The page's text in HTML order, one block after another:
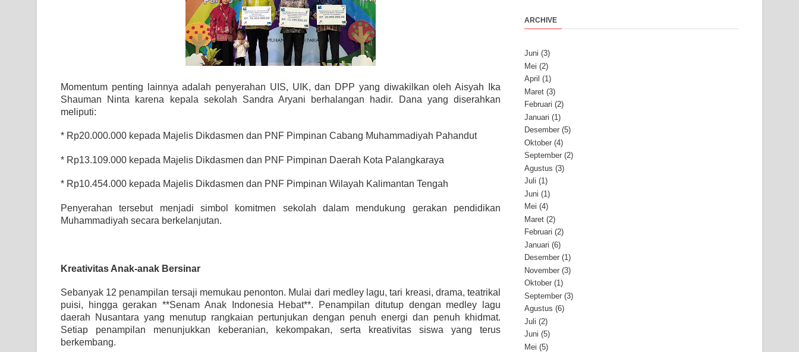
Momentum penting lainnya adalah penyerahan UIS, UIK, dan DPP yang diwakilkan oleh Aisyah Ika
Shauman Ninta karena kepala sekolah Sandra Aryani berhalangan hadir. Dana yang diserahkan
meliputi:
* Rp20.000.000 kepada Majelis Dikdasmen dan PNF Pimpinan Cabang Muhammadiyah Pahandut
* Rp13.109.000 kepada Majelis Dikdasmen dan PNF Pimpinan Daerah Kota Palangkaraya
* Rp10.454.000 kepada Majelis Dikdasmen dan PNF Pimpinan Wilayah Kalimantan Tengah
Penyerahan tersebut menjadi simbol komitmen sekolah dalam mendukung gerakan pendidikan
Muhammadiyah secara berkelanjutan.
Kreativitas Anak-anak Bersinar
Sebanyak 12 penampilan tersaji memukau penonton. Mulai dari medley lagu, tari kreasi, drama, teatrikal
puisi, hingga gerakan **Senam Anak Indonesia Hebat**. Penampilan ditutup dengan medley lagu
daerah Nusantara yang menutup rangkaian pertunjukan dengan penuh energi dan penuh khidmat.
Setiap penampilan menunjukkan keberanian, kekompakan, serta kreativitas siswa yang terus
berkembang.
ARCHIVE
Juni (3)
Mei (2)
April (1)
Maret (3)
Februari (2)
Januari (1)
Desember (5)
Oktober (4)
September (2)
Agustus (3)
Juli (1)
Juni (1)
Mei (4)
Maret (2)
Februari (2)
Januari (6)
Desember (1)
November (3)
Oktober (1)
September (3)
Agustus (6)
Juli (2)
Juni (5)
Mei (5)